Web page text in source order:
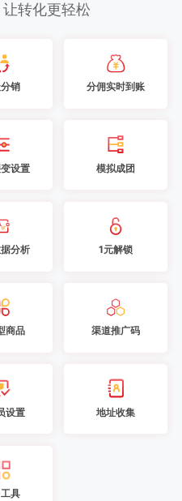
转化更轻松
销 分佣实时到账
设置 模拟成团
分析 1元解锁
商品 渠道推广码
设置 地址收集
具